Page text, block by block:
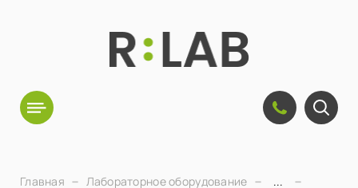
Главная Лабораторное оборудование
...